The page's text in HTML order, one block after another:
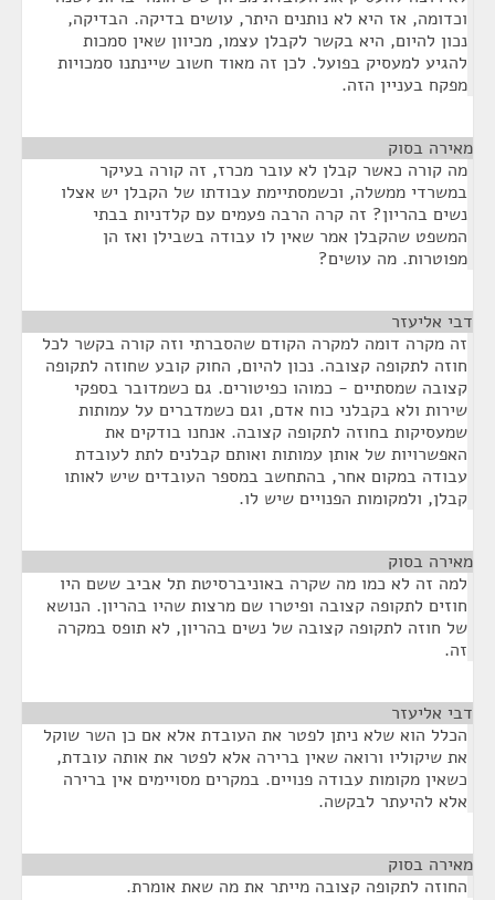
וכדומה, אז היא לא נותנים היתר, עושים בדיקה. הבדיקה,
נכון להיום, היא בקשר לקבלן עצמו, מכיוון שאין סמכות
להגיע למעסיק בפועל. לכן זה מאוד חשוב שיינתנו סמכויות
מפקח בעניין הזה.
מאירה בסוק
מה קורה כאשר קבלן לא עובר מכרז, זה קורה בעיקר
במשרדי ממשלה, וכשמסתיימת עבודתו של הקבלן יש אצלו
נשים בהריון? זה קרה הרבה פעמים עם קלדניות בבתי
המשפט שהקבלן אמר שאין לו עבודה בשבילן ואז הן
מפוטרות. מה עושים?
דבי אליעזר
זה מקרה דומה למקרה הקודם שהסברתי וזה קורה בקשר לכל
חוזה לתקופה קצובה. נכון להיום, החוק קובע שחוזה לתקופה
קצובה שמסתיים - כמוהו כפיטורים. גם כשמדובר בספקי
שירות ולא בקבלני כוח אדם, וגם כשמדברים על עמותות
שמעסיקות בחוזה לתקופה קצובה. אנחנו בודקים את
האפשרויות של אותן עמותות ואותם קבלנים לתת לעובדת
עבודה במקום אחר, בהתחשב במספר העובדים שיש לאותו
קבלן, ולמקומות הפנויים שיש לו.
מאירה בסוק
למה זה לא כמו מה שקרה באוניברסיטת תל אביב ששם היו
חוזים לתקופה קצובה ופיטרו שם מרצות שהיו בהריון. הנושא
של חוזה לתקופה קצובה של נשים בהריון, לא תופס במקרה
זה.
דבי אליעזר
הכלל הוא שלא ניתן לפטר את העובדת אלא אם כן השר שוקל
את שיקוליו ורואה שאין ברירה אלא לפטר את אותה עובדת,
כשאין מקומות עבודה פנויים. במקרים מסויימים אין ברירה
אלא להיעתר לבקשה.
מאירה בסוק
החוזה לתקופה קצובה מייתר את מה שאת אומרת.